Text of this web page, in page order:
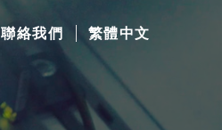
聯絡我們 繁體中文